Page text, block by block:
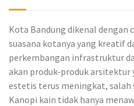
Kota Bandung dikenal dengan
suasana kotanya yang kreatif
perkembangan infrastruktur
akan produk-produk arsitektur
estetis terus meningkat, salah
Kanopi kain tidak hanya